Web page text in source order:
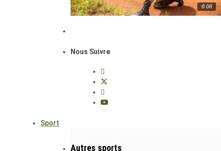
© DR
Nous Suivre
Sport
Autres sports